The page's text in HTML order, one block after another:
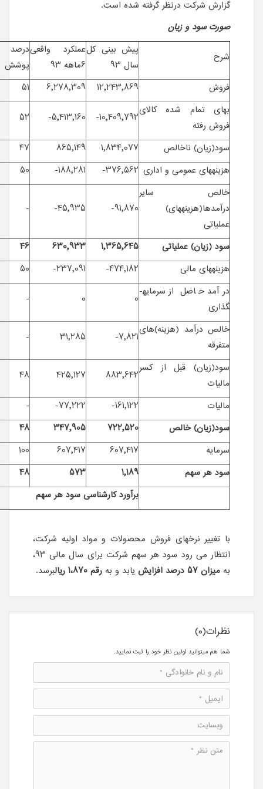
گزارش شرکت درنظر گرفته شده است.
صورت سود و زیان
شرح
پیش بینی کل
سال 93
عملکرد واقعی
6ماهه 93
درصد
پوشش
فروش
12,243,869
6,278,309
51
بهای تمام شده کالای
فروش رفته
10,409,792-
5,413,160-
52
سود(زیان) ناخالص
1,834,077
865,149
47
هزینه­های عمومی و اداری 376,562-
188,281-
50
خالص سایر
درآمدها(هزینه­های)
عملیاتی
91,870-
45,935-
-
سود (زیان) عملیاتی 1,365,645
630,933
46
هزینه­های مالی
474,182-
237,091-
50
درآمد حاصل از سرمایه­
گذاری
0
0
-
خالص درآمد (هزینه)های
متفرقه
7,821-
31,285
-
سود(زیان) قبل از کسر
مالیات
883,642
425,127
48
مالیات
161,122-
77,222-
-
سود(زیان) خالص
722,520
347,905
48
سرمایه
607,417
607,417
100
سود هر سهم
1,189
573
48
برآورد کارشناسی سود هر سهم
با تغییر نرخ­های فروش محصولات و مواد اولیه شرکت،
انتظار می رود سود هر سهم شرکت برای سال مالی 93،
به میزان 57 درصد افزایش یابد و به رقم 1،870 ریال برسد.
نظرات(0)
شما هم میتوانید اولین نظر خود را ثبت نمایید.